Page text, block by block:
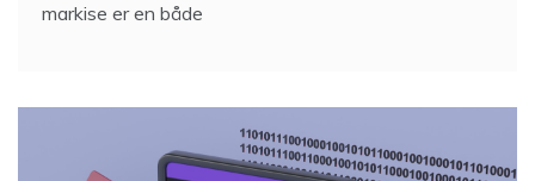
markise er en både